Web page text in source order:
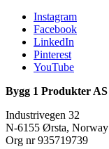
Instagram
Facebook
LinkedIn
Pinterest
YouTube
Bygg 1 Produkter AS
Industrivegen 32
N-6155 Ørsta, Norway
Org nr 935719739